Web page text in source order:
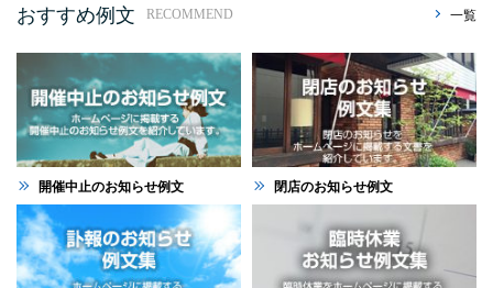
おすすめ例文 RECOMMEND 一覧
開催中止のお知らせ例文 閉店のお知らせ例文